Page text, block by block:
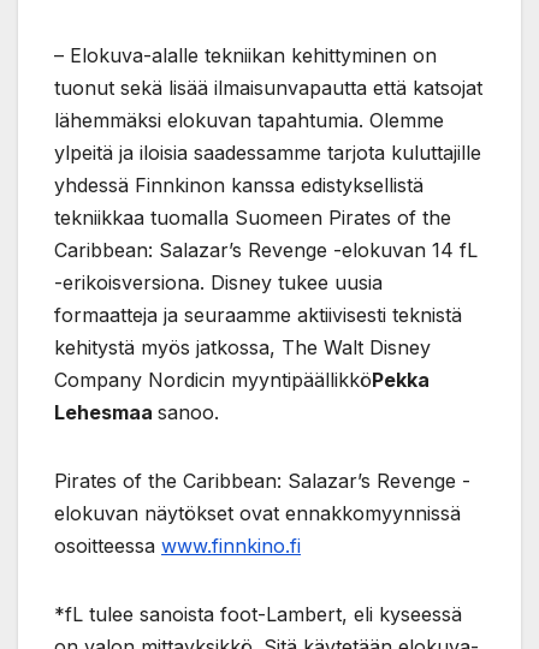
– Elokuva-alalle tekniikan kehittyminen on
tuonut sekä lisää ilmaisunvapautta että katsojat
lähemmäksi elokuvan tapahtumia. Olemme
ylpeitä ja iloisia saadessamme tarjota kuluttajille
yhdessä Finnkinon kanssa edistyksellistä
tekniikkaa tuomalla Suomeen Pirates of the
Caribbean: Salazar’s Revenge -elokuvan 14 fL
-erikoisversiona. Disney tukee uusia
formaatteja ja seuraamme aktiivisesti teknistä
kehitystä myös jatkossa, The Walt Disney
Company Nordicin myyntipäällikköPekka
Lehesmaa sanoo.
Pirates of the Caribbean: Salazar’s Revenge -
elokuvan näytökset ovat ennakkomyynnissä
osoitteessa www.finnkino.fi
*fL tulee sanoista foot-Lambert, eli kyseessä